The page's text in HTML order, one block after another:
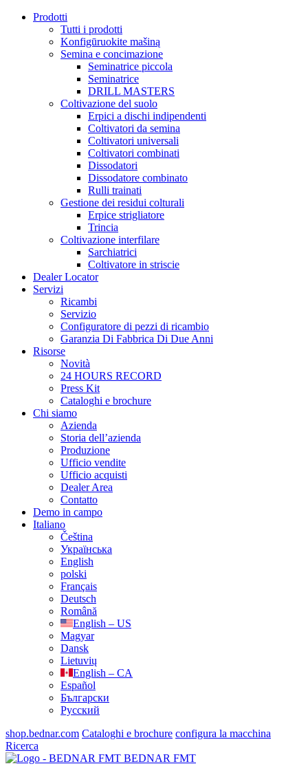
Prodotti
Tutti i prodotti
Konfigūruokite mašiną
Semina e concimazione
Seminatrice piccola
Seminatrice
DRILL MASTERS
Coltivazione del suolo
Erpici a dischi indipendenti
Coltivatori da semina
Coltivatori universali
Coltivatori combinati
Dissodatori
Dissodatore combinato
Rulli trainati
Gestione dei residui colturali
Erpice strigliatore
Trincia
Coltivazione interfilare
Sarchiatrici
Coltivatore in striscie
Dealer Locator
Servizi
Ricambi
Servizio
Configuratore di pezzi di ricambio
Garanzia Di Fabbrica Di Due Anni
Risorse
Novità
24 HOURS RECORD
Press Kit
Cataloghi e brochure
Chi siamo
Azienda
Storia dell’azienda
Produzione
Ufficio vendite
Ufficio acquisti
Dealer Area
Contatto
Demo in campo
Italiano
Čeština
Українська
English
polski
Français
Deutsch
Română
English – US
Magyar
Dansk
Lietuvių
English – CA
Español
Български
Русский
shop.bednar.com Cataloghi e brochure configura la macchina
Ricerca
BEDNAR FMT